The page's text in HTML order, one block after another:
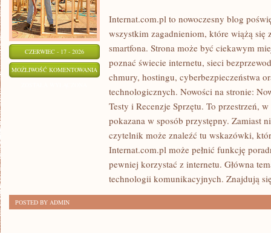
CZERWIEC - 17 - 2026
MOŻLIWOŚĆ KOMENTOWANIA ŚWIATŁOWODY
TECHNOLOGIE
Internat.com.pl to nowoczesny blog
wszystkim zagadnieniom, które wiążą się
smartfona. Strona może być ciekawym
poznać świecie internetu, sieci
chmury, hostingu, cyberbezpieczeństwa
technologicznych. Nowości na stronie:
Testy i Recenzje Sprzętu. To przestrzeń,
pokazana w sposób przystępny. Zamiast
czytelnik może znaleźć tu wskazówki,
Internat.com.pl może pełnić funkcję
pewniej korzystać z internetu. Główna
technologii komunikacyjnych. Znajdują
POSTED BY ADMIN